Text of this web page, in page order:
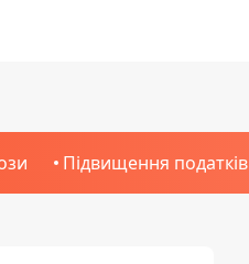
Підвищення податків